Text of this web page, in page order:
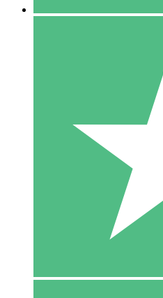
US$
10
20